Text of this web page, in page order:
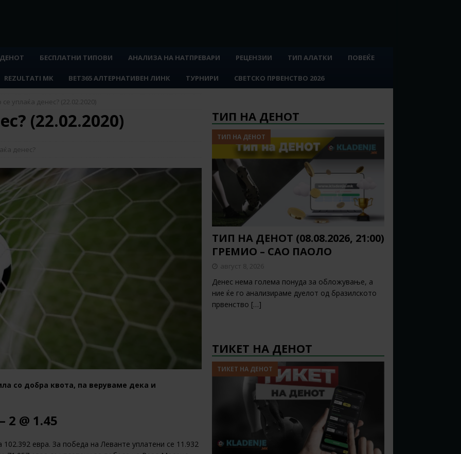
БЕСПЛАТНИ ТИПОВИ АНАЛИЗА НА НАТПРЕВАРИ РЕЦЕНЗИИ ТИП АЛАТКИ ПОВЕЌЕ
REZULTATI MK BET365 АЛТЕРНАТИВЕН ЛИНК ТУРНИРИ СВЕТСКО ПРВЕНСТВО 2026
уплаќа денес? (22.02.2020)
(22.02.2020)
денес?
со добра квота, па веруваме дека и
@ 1.45
евра. За победа на Леванте уплатени се 11.932
ТИП НА ДЕНОТ
ТИП НА ДЕНОТ
ТИП НА ДЕНОТ (08.08.2026, 21:00)
ГРЕМИО – САО ПАОЛО
август 8, 2026
Денес нема голема понуда за обложување, а
ние ќе го анализираме дуелот од бразилското
првенство […]
ТИКЕТ НА ДЕНОТ
ТИКЕТ НА ДЕНОТ